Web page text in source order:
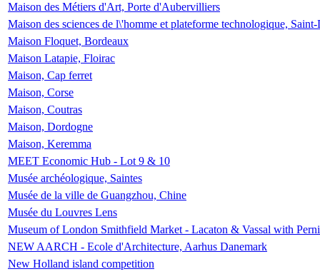
Maison des Métiers d'Art, Porte d'Aubervilliers
Maison des sciences de l\'homme et plateforme technologique,
Maison Floquet, Bordeaux
Maison Latapie, Floirac
Maison, Cap ferret
Maison, Corse
Maison, Coutras
Maison, Dordogne
Maison, Keremma
MEET Economic Hub - Lot 9 & 10
Musée archéologique, Saintes
Musée de la ville de Guangzhou, Chine
Musée du Louvres Lens
Museum of London Smithfield Market - Lacaton & Vassal with
NEW AARCH - Ecole d'Architecture, Aarhus Danemark
New Holland island competition